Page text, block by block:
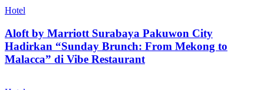
Hotel
Aloft by Marriott Surabaya Pakuwon City
Hadirkan “Sunday Brunch: From Mekong to
Malacca” di Vibe Restaurant